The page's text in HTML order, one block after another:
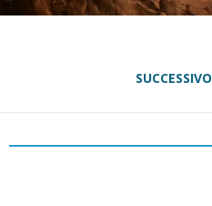
SUCCESSIVO